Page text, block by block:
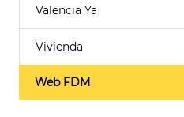
Valencia Ya
Vivienda
Web FDM